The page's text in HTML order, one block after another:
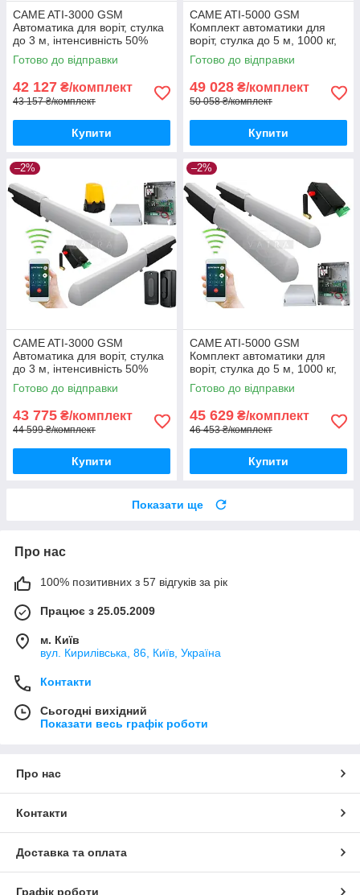
CAME ATI-3000 GSM
Автоматика для воріт, стулка
до 3 м, інтенсивність 50%
Готово до відправки
42 127 ₴/комплект
43 157 ₴/комплект
Купити
CAME ATI-5000 GSM
Комплект автоматики для
воріт, стулка до 5 м, 1000 кг,
інтенсивність 50%
Готово до відправки
49 028 ₴/комплект
50 058 ₴/комплект
Купити
–2%
CAME ATI-3000 GSM
Автоматика для воріт, стулка
до 3 м, інтенсивність 50%
Готово до відправки
43 775 ₴/комплект
44 599 ₴/комплект
Купити
–2%
CAME ATI-5000 GSM
Комплект автоматики для
воріт, стулка до 5 м, 1000 кг,
інтенсивність 50%
Готово до відправки
45 629 ₴/комплект
46 453 ₴/комплект
Купити
Показати ще
Про нас
100% позитивних з 57 відгуків за рік
Працює з 25.05.2009
м. Київ
вул. Кирилівська, 86, Київ, Україна
Контакти
Сьогодні вихідний
Показати весь графік роботи
Про нас
Контакти
Доставка та оплата
Графік роботи